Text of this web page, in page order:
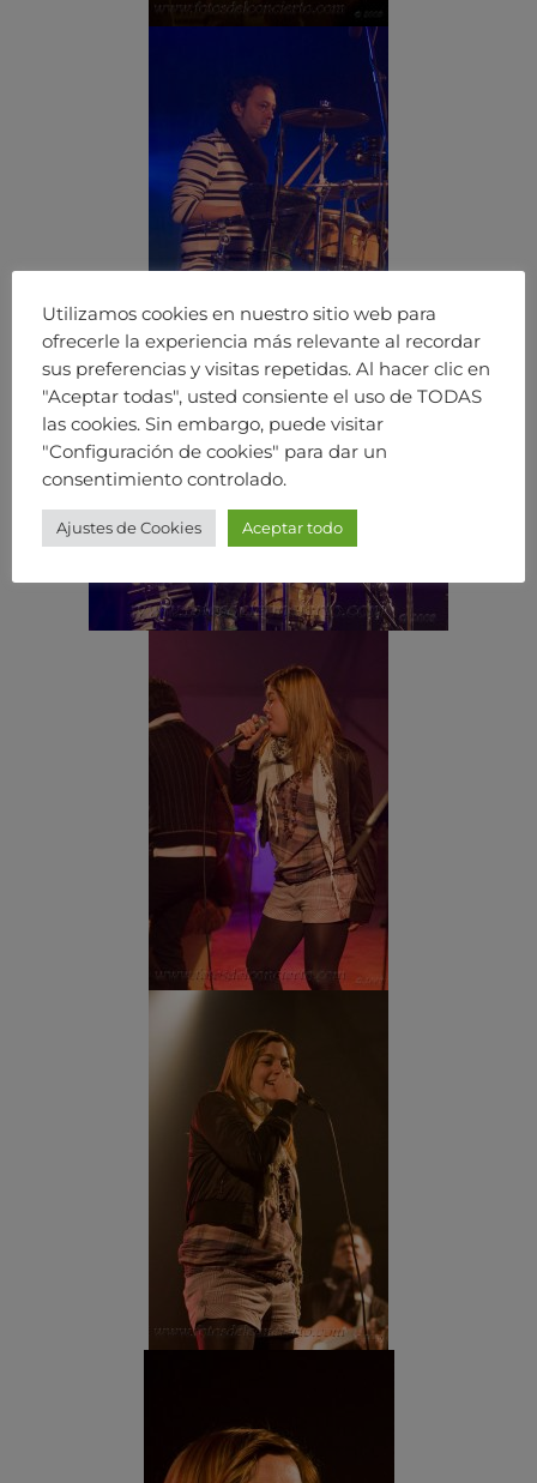
Utilizamos cookies en nuestro sitio web para
ofrecerle la experiencia más relevante al recordar
sus preferencias y visitas repetidas. Al hacer clic en
"Aceptar todas", usted consiente el uso de TODAS
las cookies. Sin embargo, puede visitar
"Configuración de cookies" para dar un
consentimiento controlado.
Ajustes de Cookies Aceptar todo